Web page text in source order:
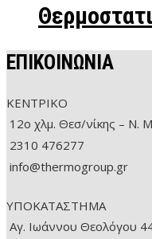
ΕΠΙΚΟΙΝΩΝΙΑ
ΚΕΝΤΡΙΚΟ
12ο χλμ. Θεσ/νίκης – Ν.
2310 476277
info@thermogroup.gr
ΥΠΟΚΑΤΑΣΤΗΜΑ
Αγ. Ιωάννου Θεολόγου